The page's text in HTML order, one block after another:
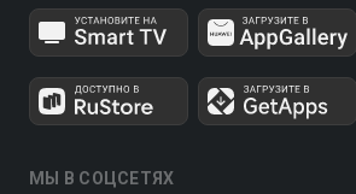
МЫ В СОЦСЕТЯХ